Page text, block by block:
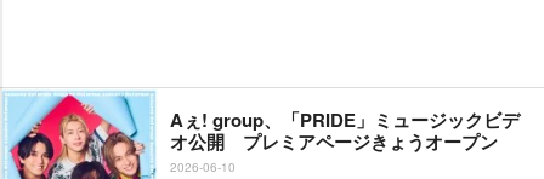
Aぇ! group、「PRIDE」ミュージックビデ
オ公開 プレミアページきょうオープン
2026-06-10